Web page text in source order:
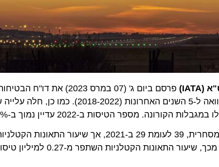
(
IATA
)
ב-2022 נרשמו יותר תאונות בתעופה המסחרית, 39 לעומת 29 ב-